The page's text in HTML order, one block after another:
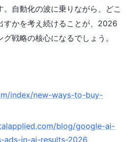
。自動化の波に乗りながら、どこ
すかを考え続けることが、2026
戦略の核心になるでしょう。
index/new-ways-to-buy-
blog/google-ai-
ads-in-ai-results-2026